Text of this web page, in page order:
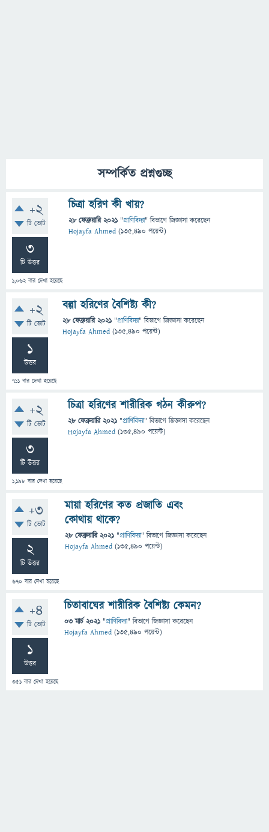
সম্পর্কিত প্রশ্নগুচ্ছ
+2
টি ভোট
3
টি উত্তর
1,062বার দেখা হয়েছে
চিত্রা হরিণ কী খায়?
28 ফেব্রুয়ারি 2021 "প্রাণিবিদ্যা" বিভাগে জিজ্ঞাসাকরেছেন
Hojayfa Ahmed (135,490 পয়েন্ট)
+2
টি ভোট
1
উত্তর
711 বার দেখা হয়েছে
বল্গা হরিণের বৈশিষ্ট্য কী?
28 ফেব্রুয়ারি 2021 "প্রাণিবিদ্যা" বিভাগে জিজ্ঞাসাকরেছেন
Hojayfa Ahmed (135,490 পয়েন্ট)
+2
টি ভোট
3
টি উত্তর
1,198 বার দেখা হয়েছে
চিত্রা হরিণের শারীরিক গঠন কীরুপ?
28 ফেব্রুয়ারি 2021 "প্রাণিবিদ্যা" বিভাগে জিজ্ঞাসাকরেছেন
Hojayfa Ahmed (135,490 পয়েন্ট)
+3
টি ভোট
2
টি উত্তর
670 বার দেখা হয়েছে
মায়া হরিণের কত প্রজাতি এবং
কোথায় থাকে?
28 ফেব্রুয়ারি 2021 "প্রাণিবিদ্যা" বিভাগে জিজ্ঞাসাকরেছেন
Hojayfa Ahmed (135,490 পয়েন্ট)
+4
টি ভোট
1
উত্তর
351 বার দেখা হয়েছে
চিতাবাঘের শারীরিক বৈশিষ্ট্য কেমন?
03 মার্চ 2021 "প্রাণিবিদ্যা" বিভাগে জিজ্ঞাসাকরেছেন
Hojayfa Ahmed (135,490 পয়েন্ট)